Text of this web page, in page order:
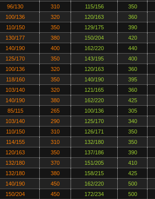
96/130 310 115/156 350
100/136 320 120/163 360
110/150 350 129/175 390
130/177 380 150/204 420
140/190 400 162/220 440
125/170 350 143/195 400
100/136 320 120/163 360
118/160 350 140/190 395
103/140 320 121/165 360
140/190 380 162/220 425
85/115 265 100/136 305
103/140 290 125/170 340
110/150 310 126/171 350
114/155 310 132/180 350
120/163 350 137/186 390
132/180 370 151/205 410
132/180 380 158/215 425
140/190 450 162/220 500
150/204 450 172/234 500